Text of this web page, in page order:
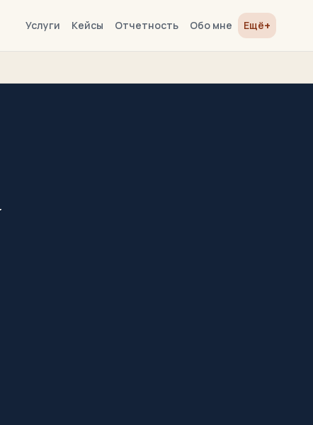
Услуги Кейсы Отчетность Обо мне Ещё+